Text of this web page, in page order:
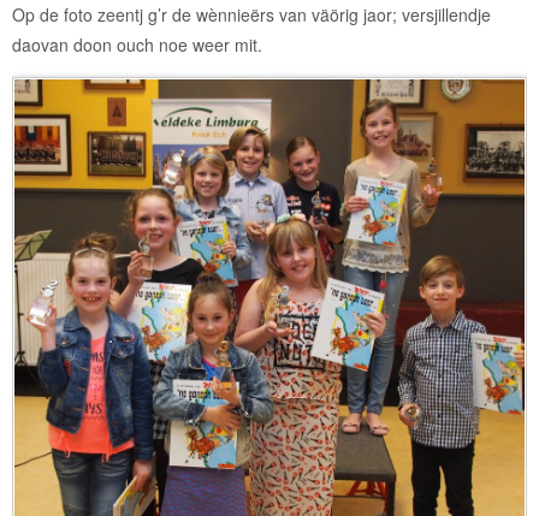
Op de foto zeentj g’r de wènnieërs van väörig jaor; versjillendje
daovan doon ouch noe weer mit.